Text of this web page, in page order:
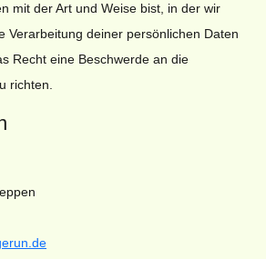
mit der Art und Weise bist, in der wir
Verarbeitung deiner persönlichen Daten
Recht eine Beschwerde an die
richten.